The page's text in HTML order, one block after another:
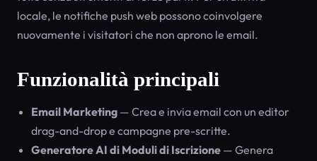
locale, le notifiche push web possono coinvolgere
nuovamente i visitatori che non aprono le email.
Funzionalità principali
Email Marketing — Crea e invia email con un editor
drag-and-drop e campagne pre-scritte.
Generatore AI di Moduli di Iscrizione — Genera